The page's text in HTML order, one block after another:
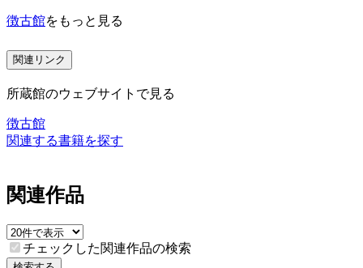
徴古館をもっと見る
関連リンク
所蔵館のウェブサイトで見る
徴古館
関連する書籍を探す
関連作品
チェックした関連作品の検索